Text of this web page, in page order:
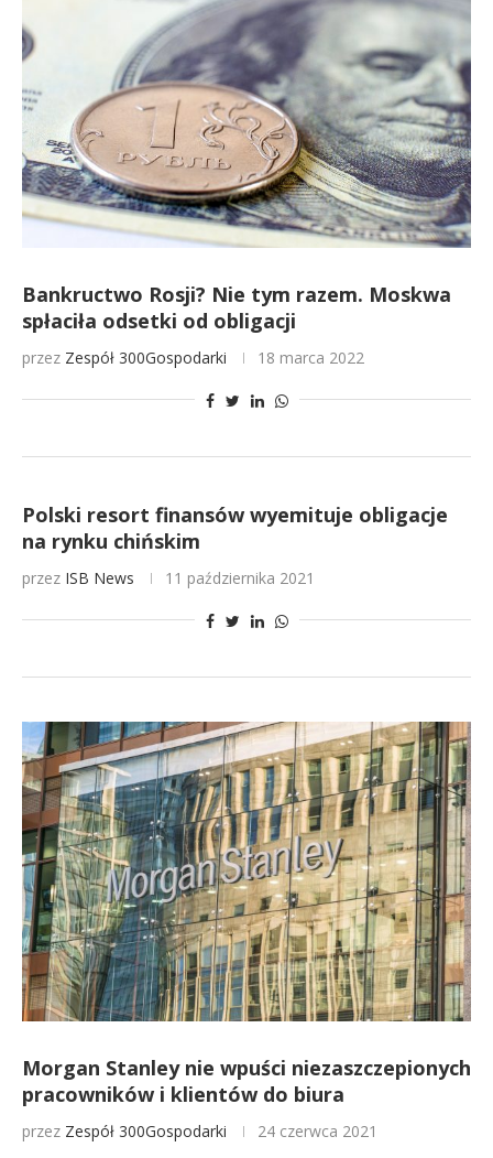
Bankructwo Rosji? Nie tym razem. Moskwa
spłaciła odsetki od obligacji
przez Zespół 300Gospodarki 18 marca 2022
Polski resort finansów wyemituje obligacje
na rynku chińskim
przez ISB News 11 października 2021
Morgan Stanley nie wpuści niezaszczepionych
pracowników i klientów do biura
przez Zespół 300Gospodarki 24 czerwca 2021